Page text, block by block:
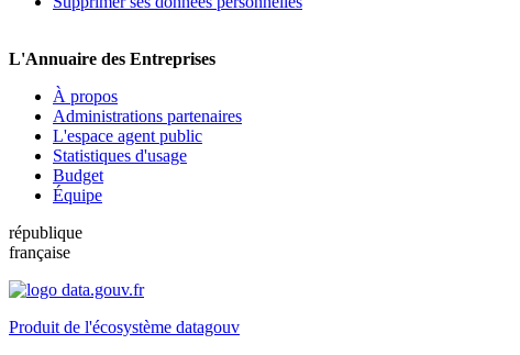
L'Annuaire des Entreprises
À propos
Administrations partenaires
L'espace agent public
Statistiques d'usage
Budget
Équipe
république
française
Produit de l'écosystème datagouv